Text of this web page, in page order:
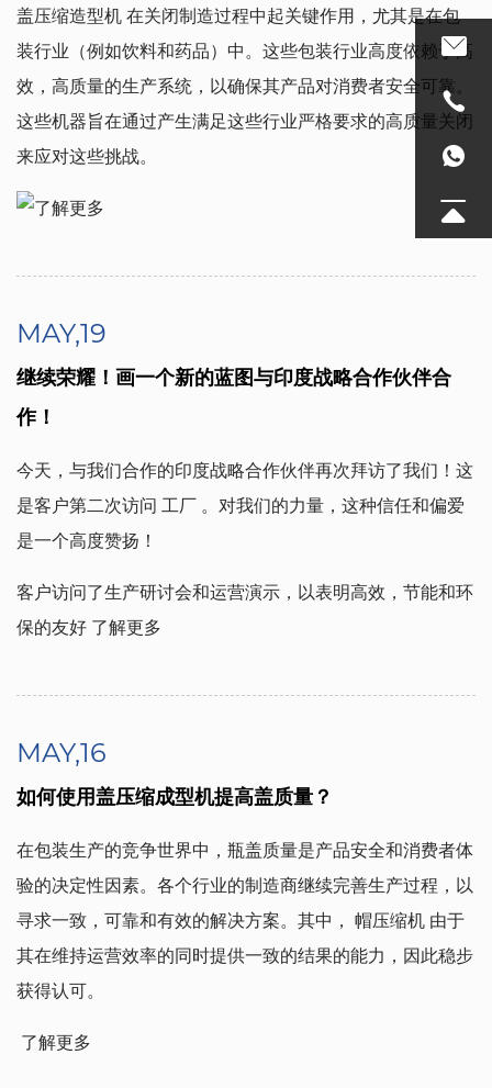
盖压缩造型机 在关闭制造过程中起关键作用，尤其是在包
装行业（例如饮料和药品）中。这些包装行业高度依赖于高
效，高质量的生产系统，以确保其产品对消费者安全可靠。
这些机器旨在通过产生满足这些行业严格要求的高质量关闭
来应对这些挑战。
了解更多
MAY,19
继续荣耀！画一个新的蓝图与印度战略合作伙伴合
作！
今天，与我们合作的印度战略合作伙伴再次拜访了我们！这
是客户第二次访问 工厂 。对我们的力量，这种信任和偏爱
是一个高度赞扬！
客户访问了生产研讨会和运营演示，以表明高效，节能和环
保的友好 了解更多
MAY,16
如何使用盖压缩成型机提高盖质量？
在包装生产的竞争世界中，瓶盖质量是产品安全和消费者体
验的决定性因素。各个行业的制造商继续完善生产过程，以
寻求一致，可靠和有效的解决方案。其中， 帽压缩机 由于
其在维持运营效率的同时提供一致的结果的能力，因此稳步
获得认可。
了解更多